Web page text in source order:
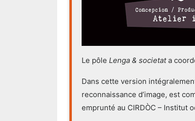
Le pôle Lenga & societata
Dans cette version
reconnaissance d’image, est
emprunté au CIRDÒC – Institut